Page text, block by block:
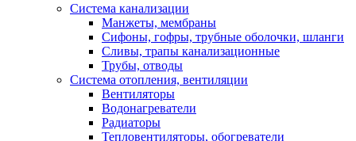
Система канализации
Манжеты, мембраны
Сифоны, гофры, трубные оболочки, шланги
Сливы, трапы канализационные
Трубы, отводы
Система отопления, вентиляции
Вентиляторы
Водонагреватели
Радиаторы
Тепловентиляторы, обогреватели